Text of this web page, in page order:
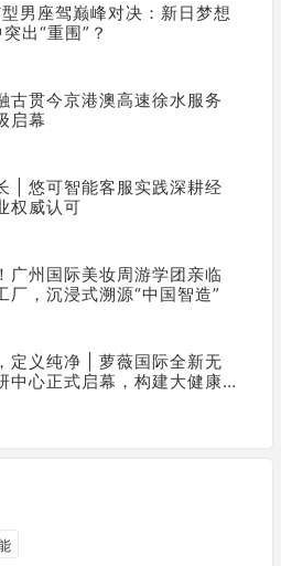
男座驾巅峰对决：新日梦想
出“重围”？
古贯今京港澳高速徐水服务
启幕
| 悠可智能客服实践深耕经
权威认可
广州国际美妆周游学团亲临
厂，沉浸式溯源“中国智造”
定义纯净 | 萝薇国际全新无
中心正式启幕，构建大健康